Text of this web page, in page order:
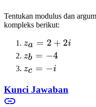
Tentukan modulus dan
kompleks berikut:
z_a
=
2
+
2i
za = 2 + 2i
z_b
=
zb = −4
z_c
i
zc = −i
Kunci Jawaban